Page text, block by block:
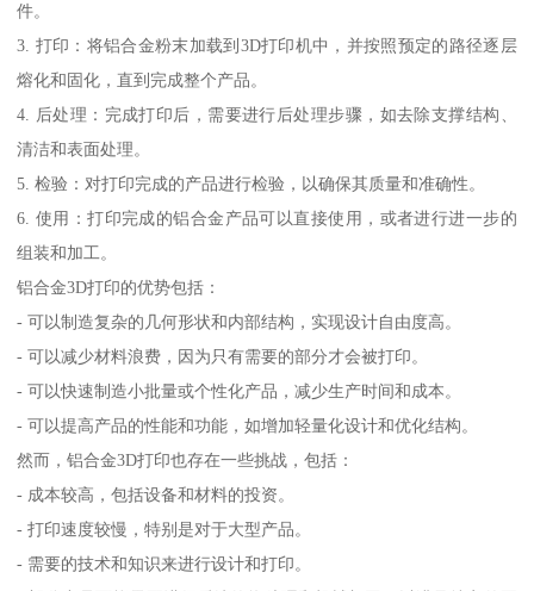
件。
3. 打印：将铝合金粉末加载到3D打印机中，并按照预定的路径逐层
熔化和固化，直到完成整个产品。
4. 后处理：完成打印后，需要进行后处理步骤，如去除支撑结构、
清洁和表面处理。
5. 检验：对打印完成的产品进行检验，以确保其质量和准确性。
6. 使用：打印完成的铝合金产品可以直接使用，或者进行进一步的
组装和加工。
铝合金3D打印的优势包括：
- 可以制造复杂的几何形状和内部结构，实现设计自由度高。
- 可以减少材料浪费，因为只有需要的部分才会被打印。
- 可以快速制造小批量或个性化产品，减少生产时间和成本。
- 可以提高产品的性能和功能，如增加轻量化设计和优化结构。
然而，铝合金3D打印也存在一些挑战，包括：
- 成本较高，包括设备和材料的投资。
- 打印速度较慢，特别是对于大型产品。
- 需要的技术和知识来进行设计和打印。